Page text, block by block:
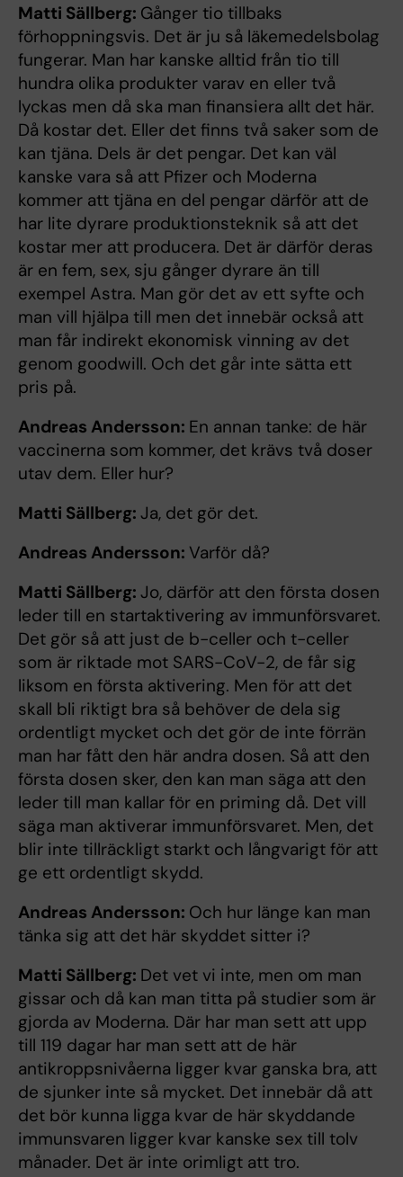
Matti Sällberg: Gånger tio tillbaks
förhoppningsvis. Det är ju så läkemedelsbolag
fungerar. Man har kanske alltid från tio till
hundra olika produkter varav en eller två
lyckas men då ska man finansiera allt det här.
Då kostar det. Eller det finns två saker som de
kan tjäna. Dels är det pengar. Det kan väl
kanske vara så att Pfizer och Moderna
kommer att tjäna en del pengar därför att de
har lite dyrare produktionsteknik så att det
kostar mer att producera. Det är därför deras
är en fem, sex, sju gånger dyrare än till
exempel Astra. Man gör det av ett syfte och
man vill hjälpa till men det innebär också att
man får indirekt ekonomisk vinning av det
genom goodwill. Och det går inte sätta ett
pris på.
Andreas Andersson: En annan tanke: de här
vaccinerna som kommer, det krävs två doser
utav dem. Eller hur?
Matti Sällberg: Ja, det gör det.
Andreas Andersson: Varför då?
Matti Sällberg: Jo, därför att den första dosen
leder till en startaktivering av immunförsvaret.
Det gör så att just de b-celler och t-celler
som är riktade mot SARS-CoV-2, de får sig
liksom en första aktivering. Men för att det
skall bli riktigt bra så behöver de dela sig
ordentligt mycket och det gör de inte förrän
man har fått den här andra dosen. Så att den
första dosen sker, den kan man säga att den
leder till man kallar för en priming då. Det vill
säga man aktiverar immunförsvaret. Men, det
blir inte tillräckligt starkt och långvarigt för att
ge ett ordentligt skydd.
Andreas Andersson: Och hur länge kan man
tänka sig att det här skyddet sitter i?
Matti Sällberg: Det vet vi inte, men om man
gissar och då kan man titta på studier som är
gjorda av Moderna. Där har man sett att upp
till 119 dagar har man sett att de här
antikroppsnivåerna ligger kvar ganska bra, att
de sjunker inte så mycket. Det innebär då att
det bör kunna ligga kvar de här skyddande
immunsvaren ligger kvar kanske sex till tolv
månader. Det är inte orimligt att tro.